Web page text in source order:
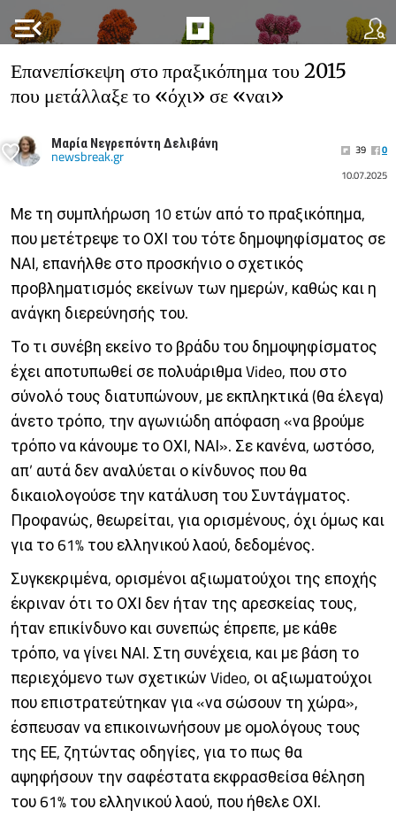
menu_open
Επανεπίσκεψη στο πραξικόπημα του 2015
που μετάλλαξε το «όχι» σε «ναι»
Μαρία Νεγρεπόντη Δελιβάνη
newsbreak.gr 39
0
10.07.2025
Με τη συμπλήρωση 10 ετών από το πραξικόπημα,
που μετέτρεψε το ΟΧΙ του τότε δημοψηφίσματος σε
ΝΑΙ, επανήλθε στο προσκήνιο ο σχετικός
προβληματισμός εκείνων των ημερών, καθώς και η
ανάγκη διερεύνησής του.
Το τι συνέβη εκείνο το βράδυ του δημοψηφίσματος
έχει αποτυπωθεί σε πολυάριθμα Video, που στο
σύνολό τους διατυπώνουν, με εκπληκτικά (θα έλεγα)
άνετο τρόπο, την αγωνιώδη απόφαση «να βρούμε
τρόπο να κάνουμε το ΟΧΙ, ΝΑΙ». Σε κανένα, ωστόσο,
απ’ αυτά δεν αναλύεται ο κίνδυνος που θα
δικαιολογούσε την κατάλυση του Συντάγματος.
Προφανώς, θεωρείται, για ορισμένους, όχι όμως και
για το 61% του ελληνικού λαού, δεδομένος.
Συγκεκριμένα, ορισμένοι αξιωματούχοι της εποχής
έκριναν ότι το ΟΧΙ δεν ήταν της αρεσκείας τους,
ήταν επικίνδυνο και συνεπώς έπρεπε, με κάθε
τρόπο, να γίνει ΝΑΙ. Στη συνέχεια, και με βάση το
περιεχόμενο των σχετικών Video, οι αξιωματούχοι
που επιστρατεύτηκαν για «να σώσουν τη χώρα»,
έσπευσαν να επικοινωνήσουν με ομολόγους τους
της ΕΕ, ζητώντας οδηγίες, για το πως θα
αψηφήσουν την σαφέστατα εκφρασθείσα θέληση
του 61% του ελληνικού λαού, που ήθελε ΟΧΙ.